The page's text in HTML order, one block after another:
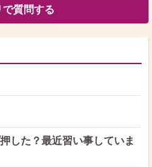
質問する
した？最近習い事していま